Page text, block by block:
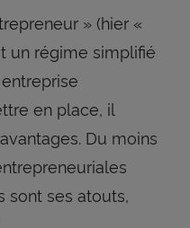
» (hier «
un régime simplifié
en place, il
Du moins
sont ses atouts,